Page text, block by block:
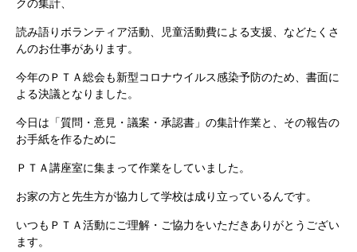
クの集計、
読み語りボランティア活動、児童活動費による支援、などたくさ
んのお仕事があります。
今年のＰＴＡ総会も新型コロナウイルス感染予防のため、書面に
よる決議となりました。
今日は「質問・意見・議案・承認書」の集計作業と、その報告の
お手紙を作るために
ＰＴＡ講座室に集まって作業をしていました。
お家の方と先生方が協力して学校は成り立っているんです。
いつもＰＴＡ活動にご理解・ご協力をいただきありがとうござい
ます。